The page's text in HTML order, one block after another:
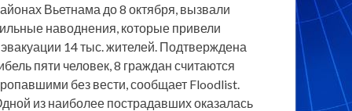
Вьетнама до 8 октября, вызвали
наводнения, которые привели
эвакуации 14 тыс. жителей. Подтверждена
пяти человек, 8 граждан считаются
без вести, сообщает Floodlist.
из наиболее пострадавших оказалась